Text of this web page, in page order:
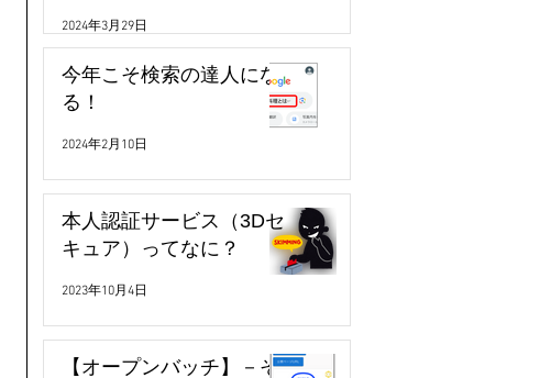
2024年3月29日
今年こそ検索の達人にな
る！
2024年2月10日
本人認証サービス（3Dセ
キュア）ってなに？
2023年10月4日
【オープンバッチ】－そ